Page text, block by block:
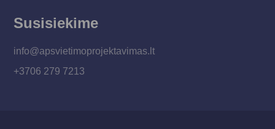
Susisiekime
info@apsvietimoprojektavimas.lt
+3706 279 7213